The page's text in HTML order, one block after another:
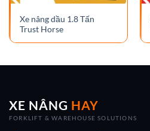
Xe nâng dầu 1.8 Tấn
Trust Horse
XE NÂNG HAY
FORKLIFT & WAREHOUSE SOLUTIONS